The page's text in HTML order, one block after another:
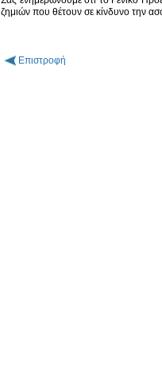
ζημιών που θέτουν σε κίνδυνο την
Επιστροφή